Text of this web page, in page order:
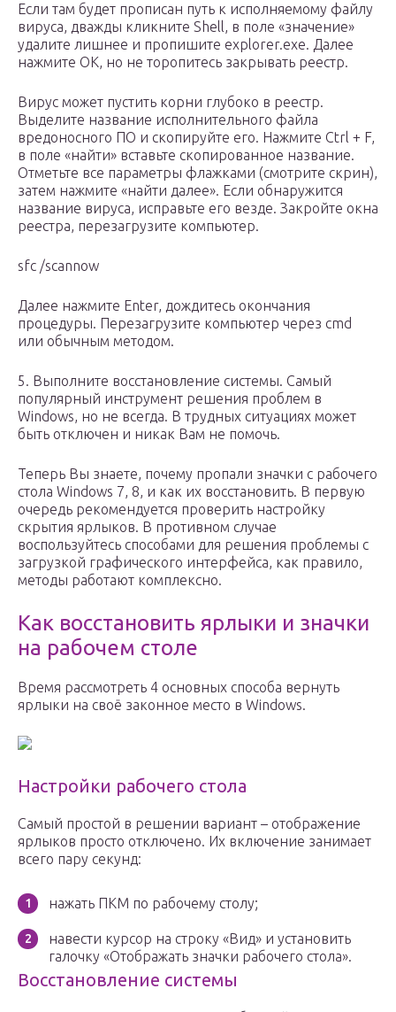
Если там будет прописан путь к исполняемому файлу
вируса, дважды кликните Shell, в поле «значение»
удалите лишнее и пропишите explorer.exe. Далее
нажмите OK, но не торопитесь закрывать реестр.
Вирус может пустить корни глубоко в реестр.
Выделите название исполнительного файла
вредоносного ПО и скопируйте его. Нажмите Ctrl + F,
в поле «найти» вставьте скопированное название.
Отметьте все параметры флажками (смотрите скрин),
затем нажмите «найти далее». Если обнаружится
название вируса, исправьте его везде. Закройте окна
реестра, перезагрузите компьютер.
sfc /scannow
Далее нажмите Enter, дождитесь окончания
процедуры. Перезагрузите компьютер через cmd
или обычным методом.
5. Выполните восстановление системы. Самый
популярный инструмент решения проблем в
Windows, но не всегда. В трудных ситуациях может
быть отключен и никак Вам не помочь.
Теперь Вы знаете, почему пропали значки с рабочего
стола Windows 7, 8, и как их восстановить. В первую
очередь рекомендуется проверить настройку
скрытия ярлыков. В противном случае
воспользуйтесь способами для решения проблемы с
загрузкой графического интерфейса, как правило,
методы работают комплексно.
Как восстановить ярлыки и значки
на рабочем столе
Время рассмотреть 4 основных способа вернуть
ярлыки на своё законное место в Windows.
Настройки рабочего стола
Самый простой в решении вариант – отображение
ярлыков просто отключено. Их включение занимает
всего пару секунд:
нажать ПКМ по рабочему столу;
навести курсор на строку «Вид» и установить
галочку «Отображать значки рабочего стола».
Восстановление системы